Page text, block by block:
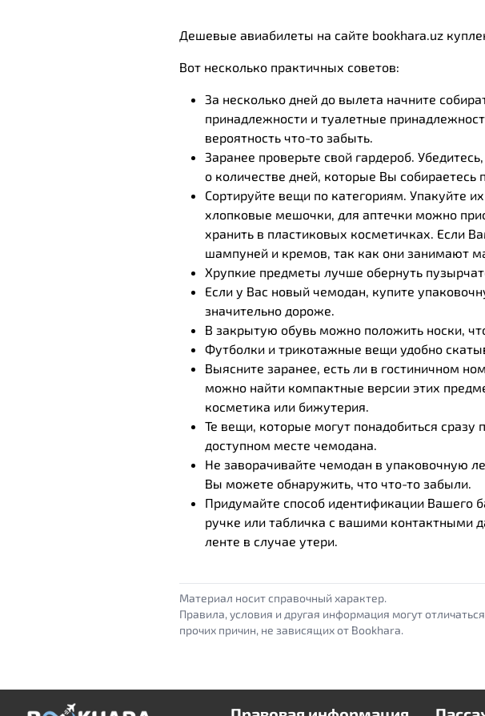
Дешевые авиабилеты на сайте bookhara.uz
Вот несколько практичных советов:
За несколько дней до вылета начните
принадлежности и туалетные
вероятность что-то забыть.
Заранее проверьте свой гардероб.
о количестве дней, которые Вы
Сортируйте вещи по категориям. Упакуйте
хлопковые мешочки, для аптечки можно
хранить в пластиковых косметичках. Если
шампуней и кремов, так как они занимают
Хрупкие предметы лучше обернуть
Если у Вас новый чемодан, купите
значительно дороже.
В закрытую обувь можно положить носки,
Футболки и трикотажные вещи удобно
Выясните заранее, есть ли в гостиничном
можно найти компактные версии этих
косметика или бижутерия.
Те вещи, которые могут понадобиться
доступном месте чемодана.
Не заворачивайте чемодан в упаковочную
Вы можете обнаружить, что что-то забыли.
Придумайте способ идентификации Вашего
ручке или табличка с вашими контактными
ленте в случае утери.
Материал носит справочный характер.
Правила, условия и другая информация могут
прочих причин, не зависящих от Bookhara.